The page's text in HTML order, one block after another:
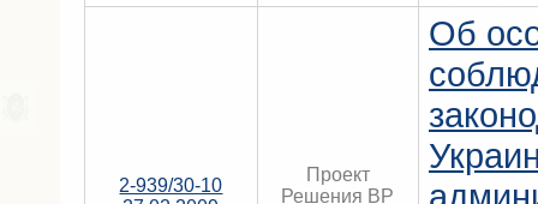
2-939/30-10
Проект
Решения ВР
Об